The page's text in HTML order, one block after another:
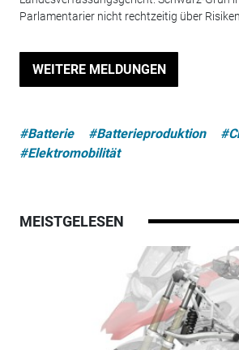
Parlamentarier nicht rechtzeitig über
WEITERE MELDUNGEN
#Batterie #Batterieproduktion
#Elektromobilität
MEISTGELESEN